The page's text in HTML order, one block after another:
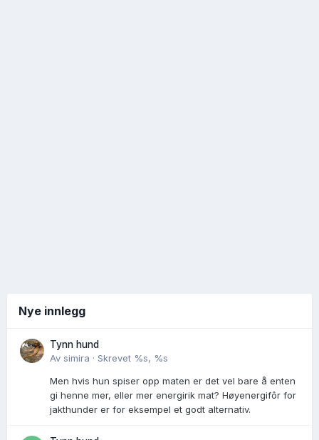
Nye innlegg
Tynn hund
Av simira · Skrevet %s, %s
Men hvis hun spiser opp maten er det vel bare å enten
gi henne mer, eller mer energirik mat? Høyenergifôr for
jakthunder er for eksempel et godt alternativ.